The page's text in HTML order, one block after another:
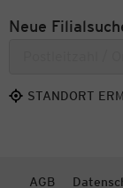
Neue
STANDORT
AGB